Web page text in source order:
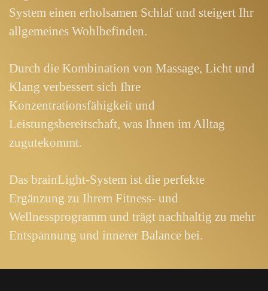
System einen erholsamen Schlaf und steigert Ihr
allgemeines Wohlbefinden.
Durch die Kombination von Massage, Licht und
Klang verbessert sich Ihre
Konzentrationsfähigkeit und
Leistungsbereitschaft, was Ihnen im Alltag
zugutekommt.
Das brainLight-System ist die perfekte
Ergänzung zu Ihrem Fitness- und
Wellnessprogramm und trägt nachhaltig zu mehr
Entspannung und innerer Balance bei.